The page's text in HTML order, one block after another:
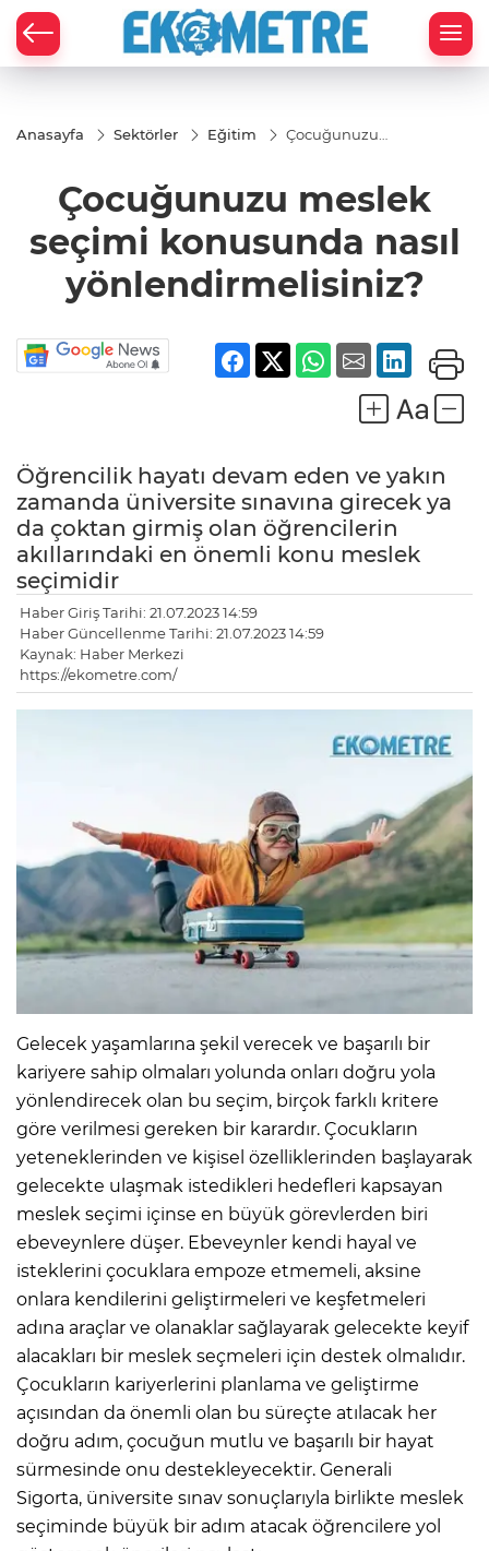
Anasayfa Sektörler Eğitim
Çocuğunuzu
yönlendirmelisiniz?
Çocuğunuzu meslek
seçimi konusunda nasıl
yönlendirmelisiniz?
Öğrencilik hayatı devam eden ve yakın
zamanda üniversite sınavına girecek ya
da çoktan girmiş olan öğrencilerin
akıllarındaki en önemli konu meslek
seçimidir
Haber Giriş Tarihi: 21.07.2023 14:59
Haber Güncellenme Tarihi: 21.07.2023 14:59
Kaynak: Haber Merkezi
https://ekometre.com/
Gelecek yaşamlarına şekil verecek ve başarılı bir
kariyere sahip olmaları yolunda onları doğru yola
yönlendirecek olan bu seçim, birçok farklı kritere
göre verilmesi gereken bir karardır. Çocukların
yeteneklerinden ve kişisel özelliklerinden başlayarak
gelecekte ulaşmak istedikleri hedefleri kapsayan
meslek seçimi içinse en büyük görevlerden biri
ebeveynlere düşer. Ebeveynler kendi hayal ve
isteklerini çocuklara empoze etmemeli, aksine
onlara kendilerini geliştirmeleri ve keşfetmeleri
adına araçlar ve olanaklar sağlayarak gelecekte keyif
alacakları bir meslek seçmeleri için destek olmalıdır.
Çocukların kariyerlerini planlama ve geliştirme
açısından da önemli olan bu süreçte atılacak her
doğru adım, çocuğun mutlu ve başarılı bir hayat
sürmesinde onu destekleyecektir. Generali
Sigorta, üniversite sınav sonuçlarıyla birlikte meslek
seçiminde büyük bir adım atacak öğrencilere yol